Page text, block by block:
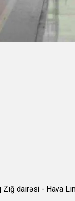
dairəsi - Hava